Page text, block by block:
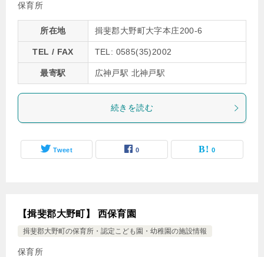
保育所
所在地 揖斐郡大野町大字本庄200-6
TEL / FAX TEL: 0585(35)2002
最寄駅 広神戸駅 北神戸駅
続きを読む
Tweet 0 0
【揖斐郡大野町】 西保育園
揖斐郡大野町の保育所・認定こども園・幼稚園の施設情報
保育所